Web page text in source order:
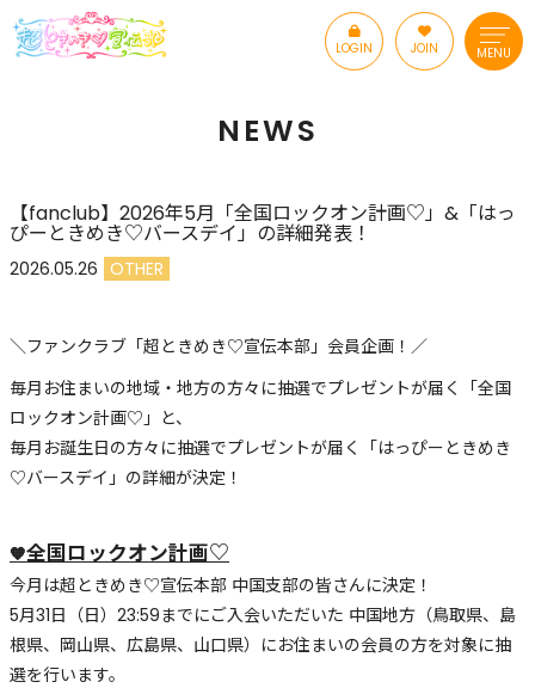
LOGIN JOIN MENU
NEWS
【fanclub】2026年5月「全国ロックオン計画♡」&「はっ
ぴーときめき♡バースデイ」の詳細発表！
2026.05.26 OTHER
＼ファンクラブ「超ときめき♡宣伝本部」会員企画！／
毎月お住まいの地域・地方の方々に抽選でプレゼントが届く「全国
ロックオン計画♡」と、
毎月お誕生日の方々に抽選でプレゼントが届く「はっぴーときめき
♡バースデイ」の詳細が決定！
🧡全国ロックオン計画♡
今月は超ときめき♡宣伝本部 中国支部の皆さんに決定！
5月31日（日）23:59までにご入会いただいた 中国地方（鳥取県、島
根県、岡山県、広島県、山口県）にお住まいの会員の方を対象に抽
選を行います。